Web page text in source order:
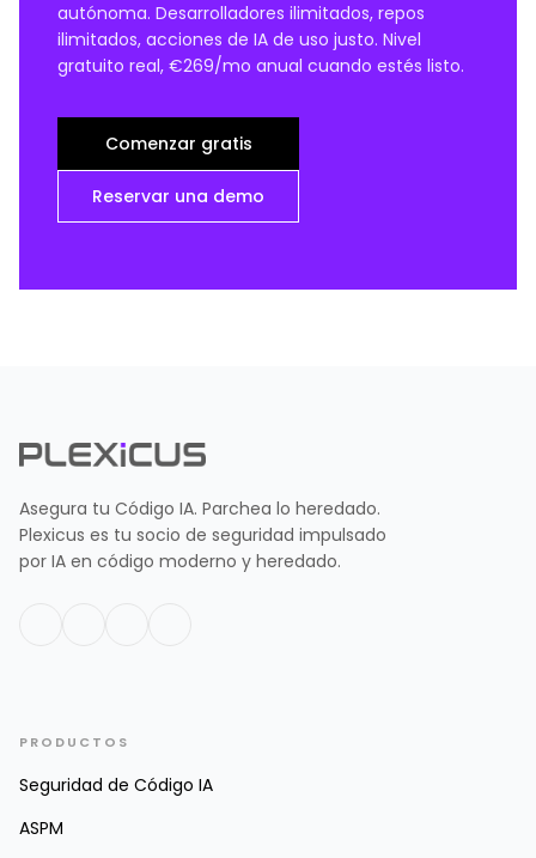
autónoma. Desarrolladores ilimitados, repos
ilimitados, acciones de IA de uso justo. Nivel
gratuito real, €269/mo anual cuando estés listo.
Comenzar gratis
Reservar una demo
Asegura tu Código IA. Parchea lo heredado.
Plexicus es tu socio de seguridad impulsado
por IA en código moderno y heredado.
PRODUCTOS
Seguridad de Código IA
ASPM